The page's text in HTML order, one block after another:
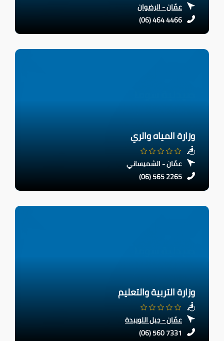
عمّان - الرضوان
(06) 464 4466
وزارة المياه والري
عمّان - الشميساني
(06) 565 2265
وزارة التربية والتعليم
عمّان - جبل اللويبدة
(06) 560 7331